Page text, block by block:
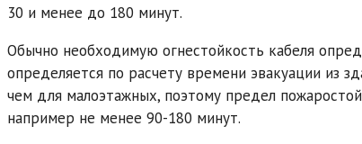
30 и менее до 180 минут.
Обычно необходимую огнестойкость кабеля
определяется по расчету времени эвакуации из
чем для малоэтажных, поэтому предел
например не менее 90-180 минут.